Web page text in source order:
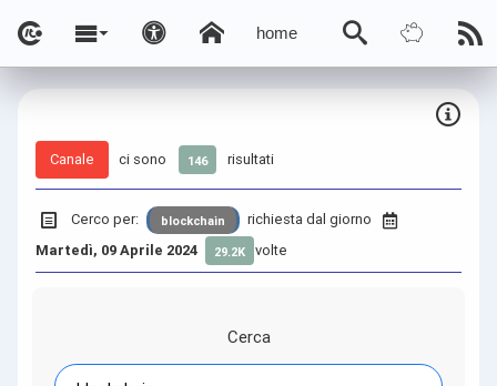
home
Canale ci sono 146 risultati
Cerco per: blockchain
richiesta dal giorno
Martedì, 09 Aprile 2024
29.2K volte
Cerca